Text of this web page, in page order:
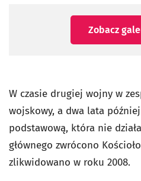
Zobacz
W czasie drugiej wojny w
wojskowy, a dwa lata później
podstawową, która nie
głównego zwrócono
zlikwidowano w roku 2008.